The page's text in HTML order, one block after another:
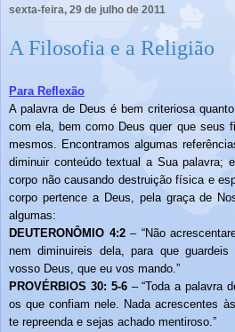
sexta-feira, 29 de julho de 2011
A Filosofia e a Religião
Para Reflexão
A palavra de Deus é bem criteriosa
com ela, bem como Deus quer que seus
mesmos. Encontramos algumas
diminuir conteúdo textual a Sua palavra;
corpo não causando destruição física e
corpo pertence a Deus, pela graça de
algumas:
DEUTERONÔMIO 4:2– “Não
nem diminuireis dela, para que
vosso Deus, que eu vos mando.”
PROVÉRBIOS 30: 5-6– “Toda a palavra
os que confiam nele. Nada acrescentes
te repreenda e sejas achado mentiroso.”